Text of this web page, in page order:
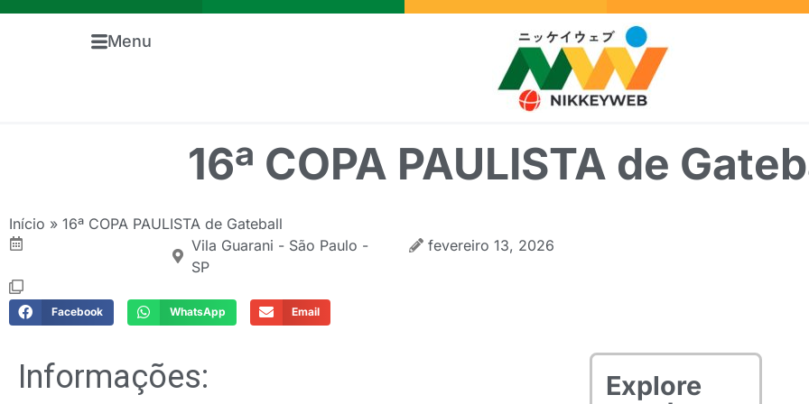
Menu
16ª COPA PAULISTA de
Início » 16ª COPA PAULISTA de Gateball
Vila Guarani - São Paulo -
SP
fevereiro 13, 2026
Facebook WhatsApp Email
Informações:
Explore